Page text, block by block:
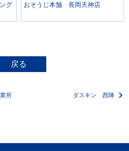
グ
おそうじ本舗 長岡天神店
戻る
所 ダスキン 西陣